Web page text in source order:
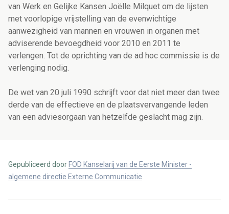
van Werk en Gelijke Kansen Joëlle Milquet om de lijsten
met voorlopige vrijstelling van de evenwichtige
aanwezigheid van mannen en vrouwen in organen met
adviserende bevoegdheid voor 2010 en 2011 te
verlengen. Tot de oprichting van de ad hoc commissie is de
verlenging nodig.
De wet van 20 juli 1990 schrijft voor dat niet meer dan twee
derde van de effectieve en de plaatsvervangende leden
van een adviesorgaan van hetzelfde geslacht mag zijn.
Gepubliceerd door FOD Kanselarij van de Eerste Minister -
algemene directie Externe Communicatie